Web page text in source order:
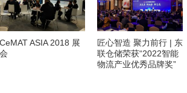
CeMAT ASIA 2018 展
会
匠心智造 聚力前行 | 东
联仓储荣获“2022智能
物流产业优秀品牌奖”